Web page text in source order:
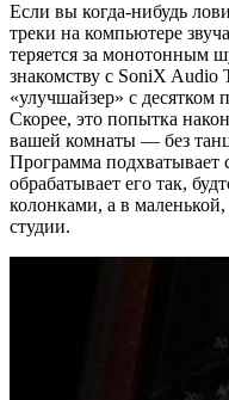
Если вы когда-нибудь
треки на компьютере
теряется за монотонным
знакомству с SoniX
«улучшайзер» с десятком
Скорее, это попытка
вашей комнаты — без
Программа подхватывает
обрабатывает его так,
колонками, а в
студии.